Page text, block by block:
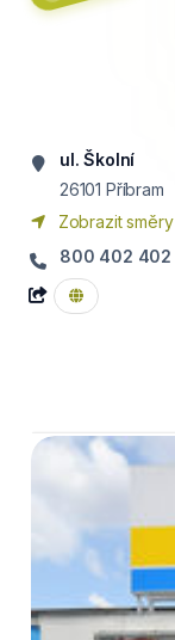
ul. Školní
26101 Příbram
Zobrazit směry
800 402 402